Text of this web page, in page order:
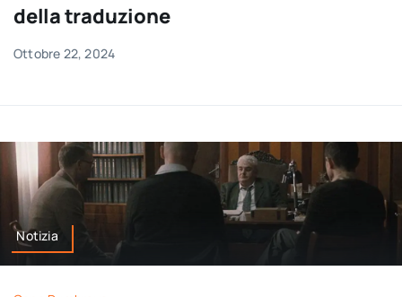
della traduzione
Ottobre 22, 2024
Notizia